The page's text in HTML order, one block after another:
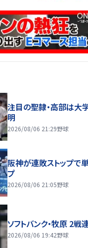
注目の聖隷・高部は大
明
2026/08/06 21:29野球
阪神が連敗ストップで
プ
2026/08/06 21:05野球
ソフトバンク・牧原 2戦
2026/08/06 19:42野球